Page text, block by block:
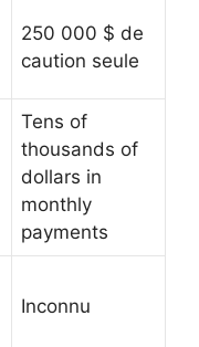
250 000 $ de
caution seule
Tens of
thousands of
dollars in
monthly
payments
Inconnu